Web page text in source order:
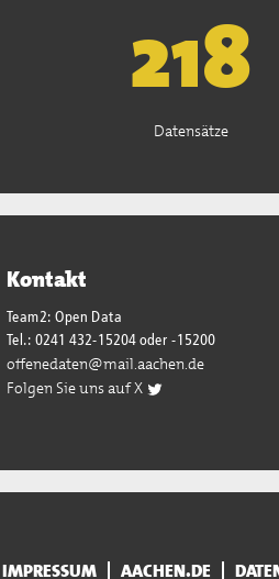
221
Datensätze
Kontakt
Team2: Open Data
Tel.: 0241 432-15204 oder -15200
offenedaten@mail.aachen.de
Folgen Sie uns auf X
IMPRESSUM AACHEN.DE